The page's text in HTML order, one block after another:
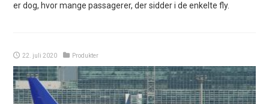
er dog, hvor mange passagerer, der sidder i de enkelte fly.
22. juli 2020 Produkter